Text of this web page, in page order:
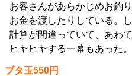
お客さんがあらかじめお釣
お金を渡したりしている。
計算が間違っていて、あわ
ヒヤヒヤする一幕もあった。
ブタ玉550円